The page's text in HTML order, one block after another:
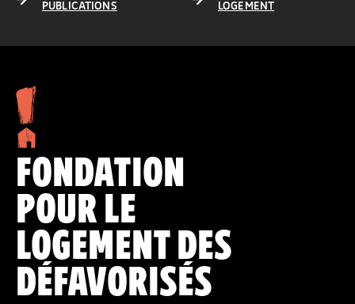
PUBLICATIONS
LOGEMENT
FONDATION
POUR LE
LOGEMENT DES
DÉFAVORISÉS